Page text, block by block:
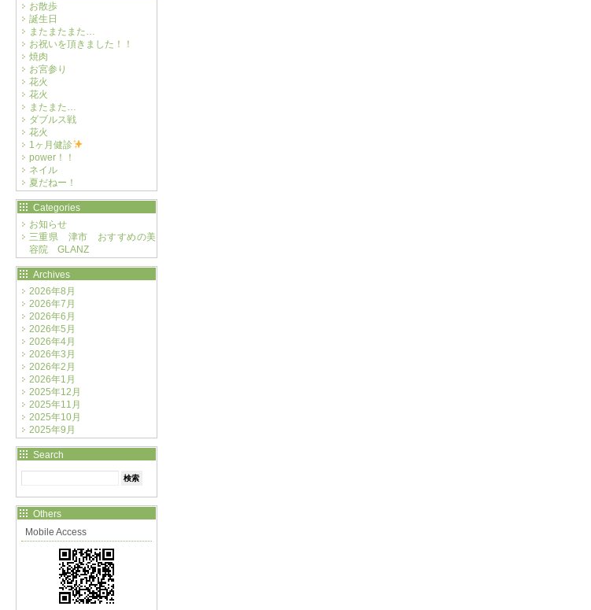
お散歩
誕生日
またまたまた…
お祝いを頂きました！！
焼肉
お宮参り
花火
花火
またまた…
ダブルス戦
花火
1ヶ月健診
power！！
ネイル
夏だねー！
Categories
お知らせ
三重県 津市 おすすめの美
容院 GLANZ
Archives
2026年8月
2026年7月
2026年6月
2026年5月
2026年4月
2026年3月
2026年2月
2026年1月
2025年12月
2025年11月
2025年10月
2025年9月
Search
Others
Mobile Access